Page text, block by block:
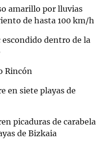
amarillo por lluvias
de hasta 100 km/h
dentro de la
Rincón
en siete playas de
picaduras de carabela
de Bizkaia